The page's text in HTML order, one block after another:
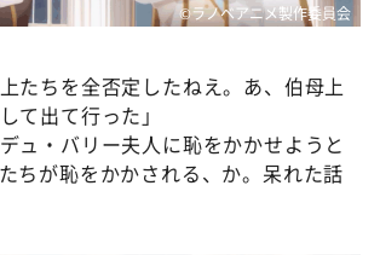
©ラノベアニメ製作委員会
たちを全否定したねえ。あ、伯母上
て出て行った」
ュ・バリー夫人に恥をかかせようと
ちが恥をかかされる、か。呆れた話